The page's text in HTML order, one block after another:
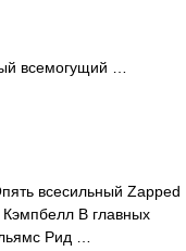
всемогущий …
всесильный Zapped
В главных
Рид …